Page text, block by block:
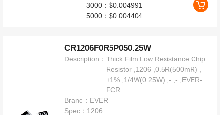
3000：$0.004991
5000：$0.004404
CR1206F0R5P050.25W
Description：Thick Film Low Resistance Chip
Resistor ,1206 ,0.5R(500mR) ,
±1% ,1/4W(0.25W) ,- ,- ,EVER-
FCR
Brand： EVER
Spec： 1206